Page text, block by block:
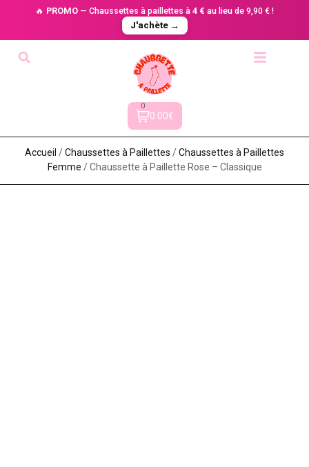
🔥 PROMO — Chaussettes à paillettes à 4 € au lieu de 9,90 € !
J'achète →
0
0.00€
Accueil /Chaussettes à Paillette​s /Chaussettes à Paillettes
Femme / Chaussette à Paillette Rose – Classique